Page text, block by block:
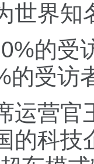
世界
的受访
的受访
营官王
的科